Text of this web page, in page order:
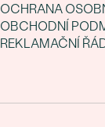
OCHRANA
OBCHODNÍ
REKLAMAČNÍ